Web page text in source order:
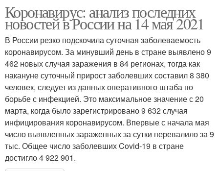
Коронавирус: анализ последних
новостей в России на 14 мая 2021
В России резко подскочила суточная заболеваемость
коронавирусом. За минувший день в стране выявлено 9
462 новых случая заражения в 84 регионах, тогда как
накануне суточный прирост заболевших составил 8 380
человек, следует из данных оперативного штаба по
борьбе с инфекцией. Это максимальное значение с 20
марта, когда было зарегистрировано 9 632 случая
инфицирования коронавирусом. Впервые с начала мая
число выявленных зараженных за сутки перевалило за 9
тыс. Общее число заболевших Covid-19 в стране
достигло 4 922 901.